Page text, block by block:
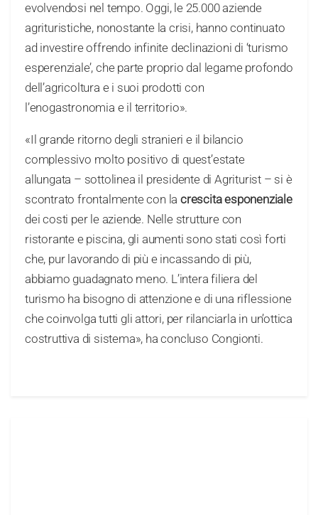
evolvendosi nel tempo. Oggi, le 25.000 aziende
agrituristiche, nonostante la crisi, hanno continuato
ad investire offrendo infinite declinazioni di ‘turismo
esperenziale’, che parte proprio dal legame profondo
dell’agricoltura e i suoi prodotti con
l’enogastronomia e il territorio».
«Il grande ritorno degli stranieri e il bilancio
complessivo molto positivo di quest’estate
allungata – sottolinea il presidente di Agriturist – si è
scontrato frontalmente con lacrescita esponenziale
dei costi per le aziende. Nelle strutture con
ristorante e piscina, gli aumenti sono stati così forti
che, pur lavorando di più e incassando di più,
abbiamo guadagnato meno. L’intera filiera del
turismo ha bisogno di attenzione e di una riflessione
che coinvolga tutti gli attori, per rilanciarla in un’ottica
costruttiva di sistema», ha concluso Congionti.